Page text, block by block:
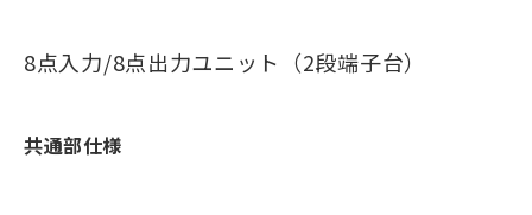
8点入力/8点出力ユニット（2段端子台）
共通部仕様